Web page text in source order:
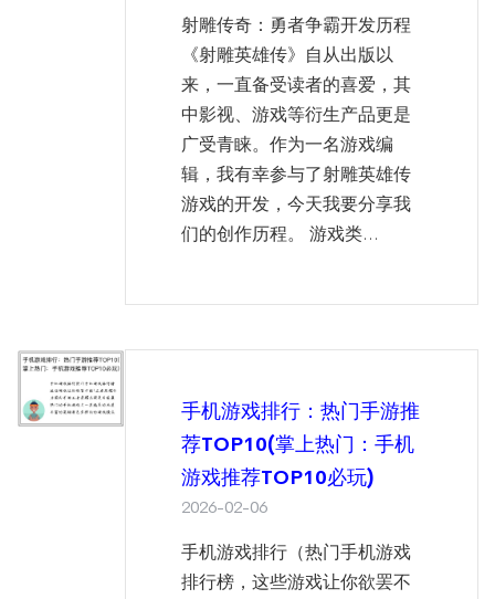
射雕传奇：勇者争霸开发历程
《射雕英雄传》自从出版以
来，一直备受读者的喜爱，其
中影视、游戏等衍生产品更是
广受青睐。作为一名游戏编
辑，我有幸参与了射雕英雄传
游戏的开发，今天我要分享我
们的创作历程。 游戏类...
手机游戏排行：热门手游推
荐TOP10(掌上热门：手机
游戏推荐TOP10必玩)
2026-02-06
手机游戏排行（热门手机游戏
排行榜，这些游戏让你欲罢不